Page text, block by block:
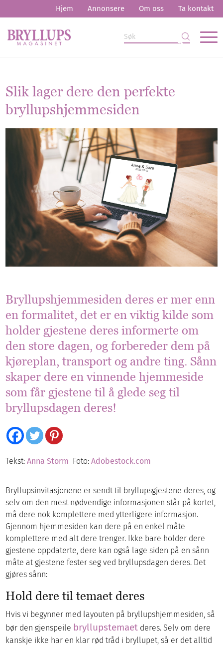
Hjem Annonsere Om oss Ta kontakt
Slik lager dere den perfekte
bryllupshjemmesiden
Bryllupshjemmesiden deres er mer enn
en formalitet, det er en viktig kilde som
holder gjestene deres informerte om
den store dagen, og forbereder dem på
kjøreplan, transport og andre ting. Sånn
skaper dere en vinnende hjemmeside
som får gjestene til å glede seg til
bryllupsdagen deres!
Tekst:Anna Storm Foto: Adobestock.com
Bryllupsinvitasjonene er sendt til bryllupsgjestene deres, og
selv om den mest nødvendige informasjonen står på kortet,
må dere nok komplettere med ytterligere informasjon.
Gjennom hjemmesiden kan dere på en enkel måte
komplettere med alt dere trenger. Ikke bare holder dere
gjestene oppdaterte, dere kan også lage siden på en sånn
måte at gjestene fester seg ved bryllupsdagen deres. Det
gjøres sånn:
Hold dere til temaet deres
Hvis vi begynner med layouten på bryllupshjemmesiden, så
bør den gjenspeile bryllupstemaet deres. Selv om dere
kanskje ikke har en klar rød tråd i bryllupet, så er det alltid